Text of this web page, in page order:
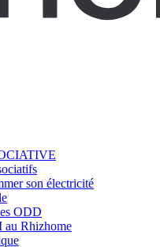
son électricité
ODD
Rhizhome